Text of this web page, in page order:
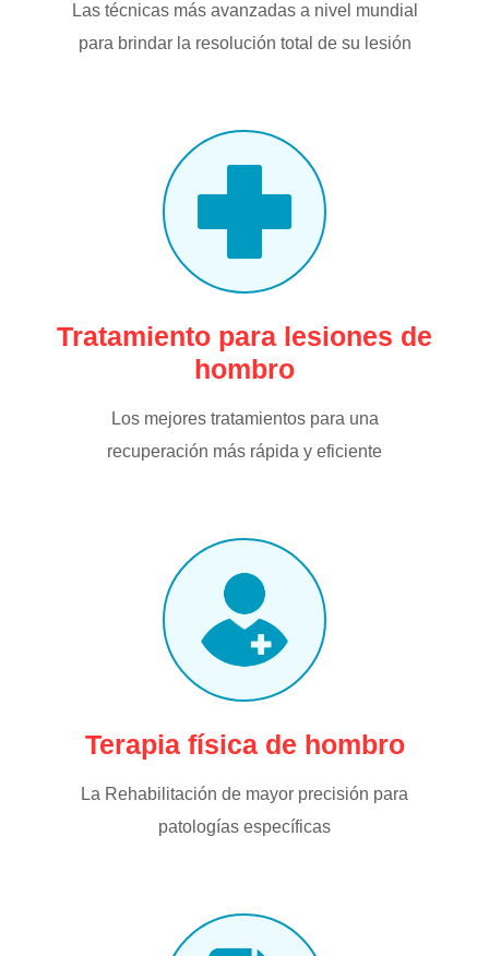
Las técnicas más avanzadas a nivel mundial
para brindar la resolución total de su lesión
Tratamiento para lesiones de
hombro
Los mejores tratamientos para una
recuperación más rápida y eficiente
Terapia física de hombro
La Rehabilitación de mayor precisión para
patologías específicas